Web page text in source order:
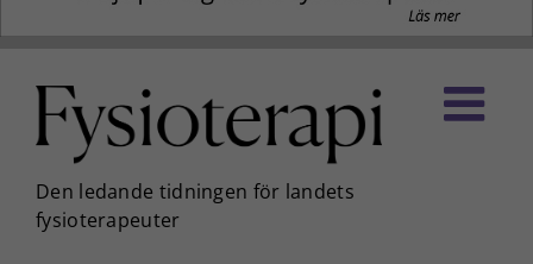
innehållet